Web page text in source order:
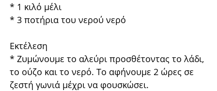
* 1 κιλό μέλι
* 3 ποτήρια του νερού νερό
Εκτέλεση
* Ζυμώνουμε το αλεύρι προσθέτοντας το λάδι,
το ούζο και το νερό. Το αφήνουμε 2 ώρες σε
ζεστή γωνιά μέχρι να φουσκώσει.